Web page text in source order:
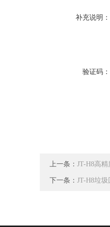
补充说明：
验证码：
上一条： JT-H8高
下一条： JT-H8垃